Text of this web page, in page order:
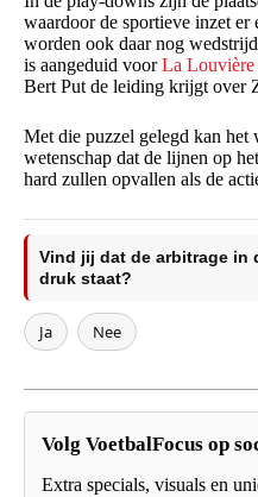
waardoor de sportieve inzet er
worden ook daar nog
is aangeduid voorLa Louvière
Bert Put de leiding krijgt over
Met die puzzel gelegd kan het
wetenschap dat de lijnen op
hard zullen opvallen als de
Vind jij dat de arbitrage in
druk staat?
Ja Nee
Volg VoetbalFocus op
Extra specials, visuals en